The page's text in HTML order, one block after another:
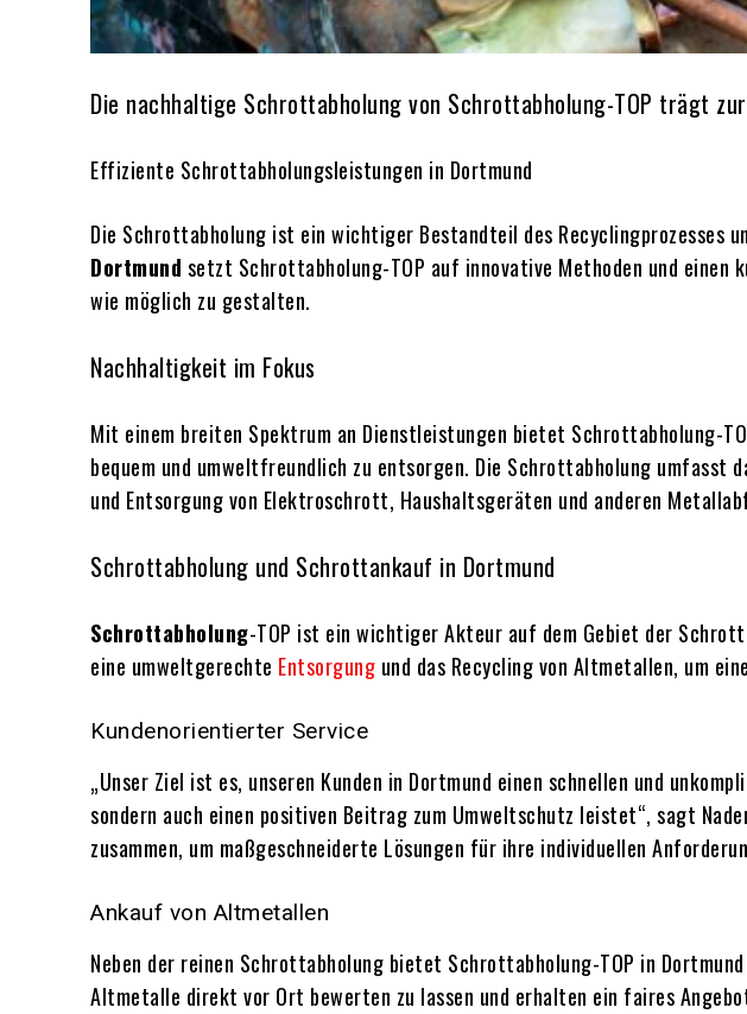
Die nachhaltige Schrottabholung von Schrottabholung-TOP trägt
Effiziente Schrottabholungsleistungen in Dortmund
Die Schrottabholung ist ein wichtiger Bestandteil des Recyclingprozesses
Dortmund setzt Schrottabholung-TOP auf innovative Methoden und
wie möglich zu gestalten.
Nachhaltigkeit im Fokus
Mit einem breiten Spektrum an Dienstleistungen bietet Schrottabholung-
bequem und umweltfreundlich zu entsorgen. Die Schrottabholung umfasst
und Entsorgung von Elektroschrott, Haushaltsgeräten und anderen
Schrottabholung und Schrottankauf in Dortmund
Schrottabholung-TOP ist ein wichtiger Akteur auf dem Gebiet der
eine umweltgerechte Entsorgung und das Recycling von Altmetallen, um
Kundenorientierter Service
„Unser Ziel ist es, unseren Kunden in Dortmund einen schnellen und
sondern auch einen positiven Beitrag zum Umweltschutz leistet“, sagt
zusammen, um maßgeschneiderte Lösungen für ihre individuellen
Ankauf von Altmetallen
Neben der reinen Schrottabholung bietet Schrottabholung-TOP in
Altmetalle direkt vor Ort bewerten zu lassen und erhalten ein faires